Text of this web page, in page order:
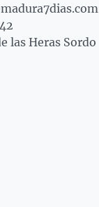
las Heras Sordo